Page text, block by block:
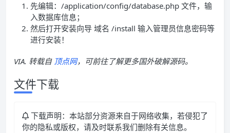
先编辑：/application/config/database.php 文件，输
入数据库信息；
然后打开安装向导 域名 /install 输入管理员信息密码等
进行安装！
VIA. 转载自 顶点网，可前往了解更多国外破解源码。
文件下载
下载声明：本站部分资源来自于网络收集，若侵犯了
你的隐私或版权，请及时联系我们删除有关信息。